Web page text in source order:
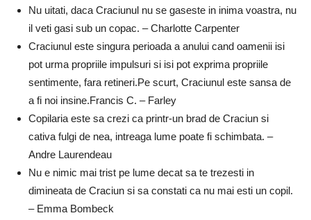
Nu uitati, daca Craciunul nu se gaseste in inima voastra, nu
il veti gasi sub un copac. – Charlotte Carpenter
Craciunul este singura perioada a anului cand oamenii isi
pot urma propriile impulsuri si isi pot exprima propriile
sentimente, fara retineri.Pe scurt, Craciunul este sansa de
a fi noi insine.Francis C. – Farley
Copilaria este sa crezi ca printr-un brad de Craciun si
cativa fulgi de nea, intreaga lume poate fi schimbata. –
Andre Laurendeau
Nu e nimic mai trist pe lume decat sa te trezesti in
dimineata de Craciun si sa constati ca nu mai esti un copil.
– Emma Bombeck